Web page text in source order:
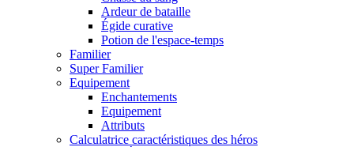
Ardeur de bataille
Égide curative
Potion de l'espace-temps
Familier
Super Familier
Equipement
Enchantements
Equipement
Attributs
Calculatrice caractéristiques des héros